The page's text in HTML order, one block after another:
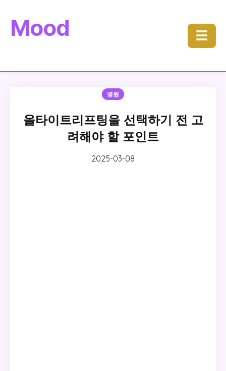
Mood ☰
병원
올타이트리프팅을 선택하기 전 고
려해야 할 포인트
2025-03-08